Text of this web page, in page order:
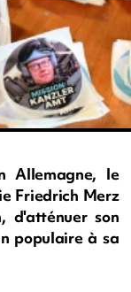
Allemagne, le
Friedrich Merz
d'atténuer son
populaire à sa